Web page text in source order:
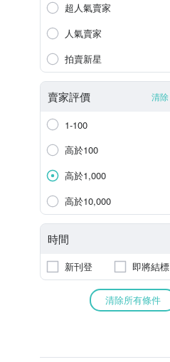
超人氣賣家
人氣賣家
拍賣新星
賣家評價 清除
1-100
高於100
高於1,000
高於10,000
時間
新刊登 即將結標
清除所有條件